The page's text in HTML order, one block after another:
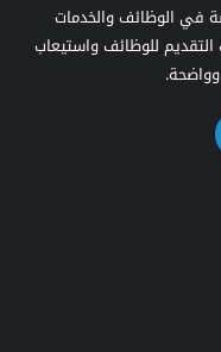
في الوظائف والخدمات
للوظائف واستيعاب